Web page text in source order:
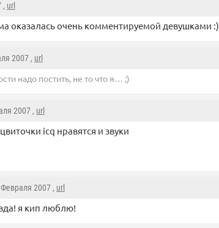
, url
оказалась очень комментируемой девушками :)
2007 , url
надо постить, не то что я… ;)
2007 , url
icq нравятся и звуки
Февраля 2007 , url
я кип люблю!